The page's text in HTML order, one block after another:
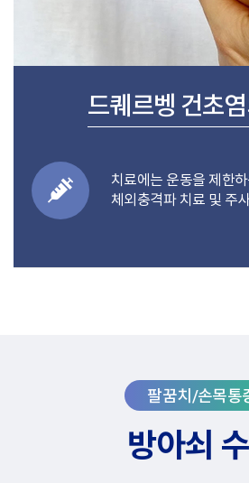
드퀘르벵 건초
치료에는 운동을 제한
체외충격파 치료 및 주
방아쇠